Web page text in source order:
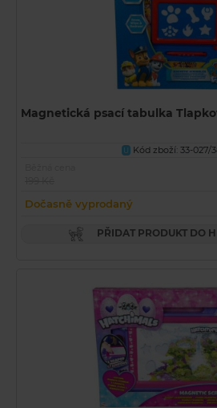
Magnetická psací tabulka
U
Kód zboží: 33-027/
Dočasně vyprodaný
PŘIDAT PRODUKT DO